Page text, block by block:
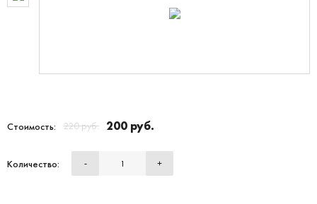
Стоимость: 220 руб. 200 руб.
Количество: - +